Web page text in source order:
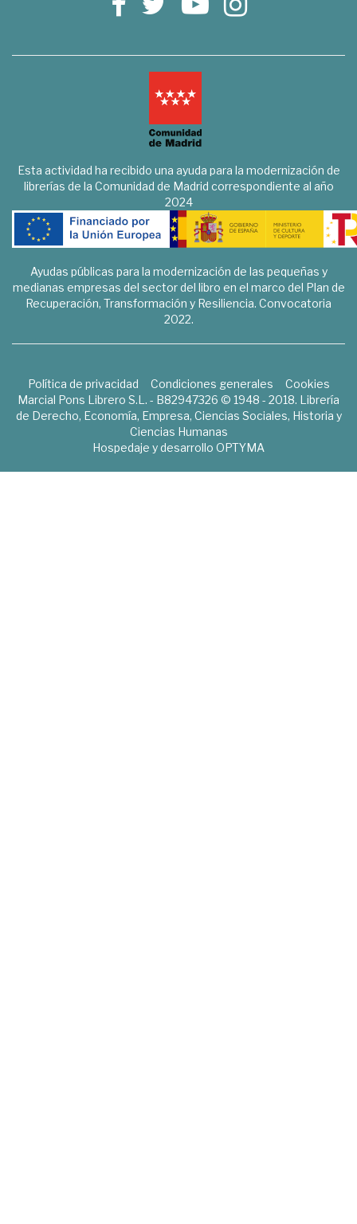
Esta actividad ha recibido una ayuda para la modernización de
librerías de la Comunidad de Madrid correspondiente al año
2024
Ayudas públicas para la modernización de las pequeñas y
medianas empresas del sector del libro en el marco del Plan de
Recuperación, Transformación y Resiliencia. Convocatoria
2022.
Política de privacidad Condiciones generales
Cookies
Marcial Pons Librero S.L. - B82947326 © 1948 - 2018. Librería
de Derecho, Economía, Empresa, Ciencias Sociales, Historia y
Ciencias Humanas
Hospedaje y desarrollo OPTYMA